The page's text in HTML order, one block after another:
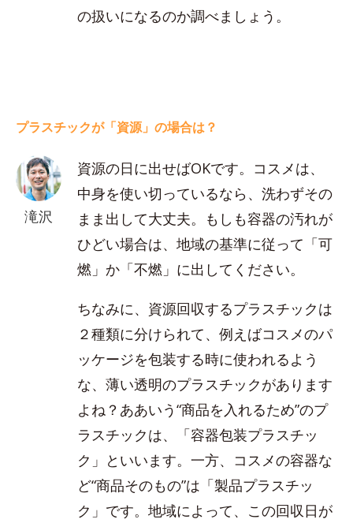
の扱いになるのか調べましょう。
プラスチックが「資源」の場合は？
滝沢
資源の日に出せばOKです。コスメは、
中身を使い切っているなら、洗わずその
まま出して大丈夫。もしも容器の汚れが
ひどい場合は、地域の基準に従って「可
燃」か「不燃」に出してください。
ちなみに、資源回収するプラスチックは
２種類に分けられて、例えばコスメのパ
ッケージを包装する時に使われるよう
な、薄い透明のプラスチックがあります
よね？ああいう“商品を入れるため”のプ
ラスチックは、「容器包装プラスチッ
ク」といいます。一方、コスメの容器な
ど“商品そのもの”は「製品プラスチッ
ク」です。地域によって、この回収日が